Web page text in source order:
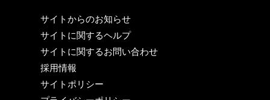
サイトからのお知らせ
サイトに関するヘルプ
サイトに関するお問い合わせ
採用情報
サイトポリシー